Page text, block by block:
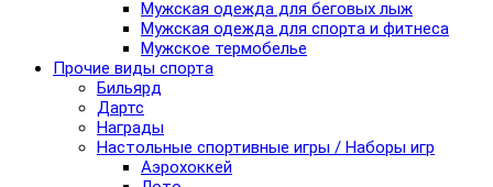
Мужская одежда для беговых лыж
Мужская одежда для спорта и фитнеса
Мужское термобелье
Прочие виды спорта
Бильярд
Дартс
Награды
Настольные спортивные игры / Наборы игр
Аэрохоккей